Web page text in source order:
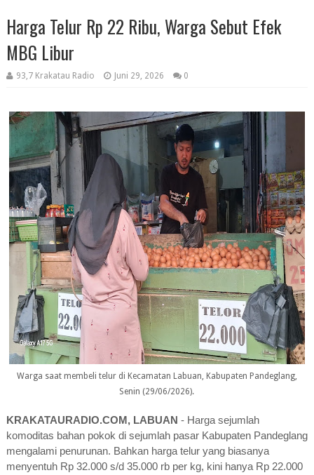
Harga Telur Rp 22 Ribu, Warga Sebut Efek
MBG Libur
93,7 Krakatau Radio Juni 29, 2026 0
Warga saat membeli telur di Kecamatan Labuan, Kabupaten Pandeglang,
Senin (29/06/2026).
KRAKATAURADIO.COM, LABUAN - Harga sejumlah
komoditas bahan pokok di sejumlah pasar Kabupaten Pandeglang
mengalami penurunan. Bahkan harga telur yang biasanya
menyentuh Rp 32.000 s/d 35.000 rb per kg, kini hanya Rp 22.000